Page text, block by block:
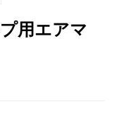
用エアマ